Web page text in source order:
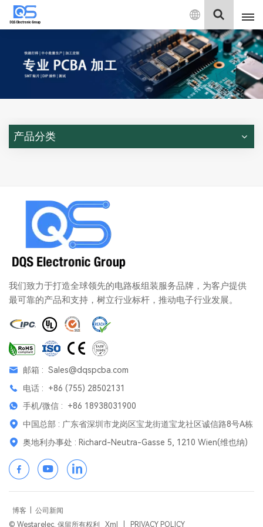
中
文
English
中文
Deutsch
产品分类
我们致力于打造全球领先的电路板组装服务品牌，为客户提供
最可靠的产品和支持，树立行业标杆，推动电子行业发展。
邮箱 : Sales@dqspcba.com
电话 : +86 (755) 28502131
手机/微信 : +86 18938031900
中国总部 : 广东省深圳市龙岗区宝龙街道宝龙社区诚信路8号A栋
奥地利办事处 : Richard-Neutra-Gasse 5, 1210 Wien(维也纳)
博客
公司新闻
© Westarelec. 保留所有权利
Xml PRIVACY POLICY